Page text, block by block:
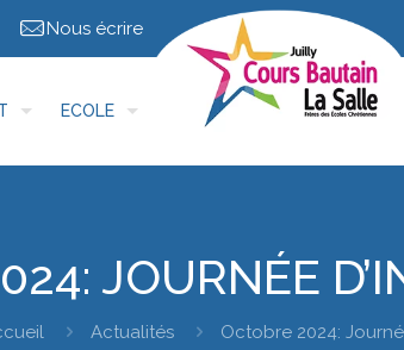
Nous écrire
ECOLE
JOURNÉE
Actualités Octobre 2024: